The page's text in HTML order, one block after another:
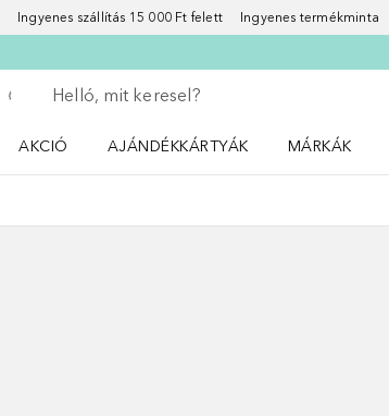
Ingyenes szállítás 15 000 Ft felett Ingyenes termékminta
Menj vissza
Keresés végrehajtása
AKCIÓ
AJÁNDÉKKÁRTYÁK
MÁRKÁK